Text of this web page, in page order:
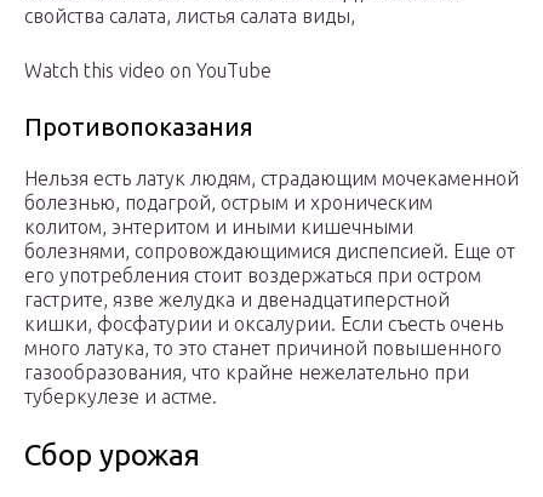
свойства салата, листья салата виды,
Watch this video on YouTube
Противопоказания
Нельзя есть латук людям, страдающим мочекаменной
болезнью, подагрой, острым и хроническим
колитом, энтеритом и иными кишечными
болезнями, сопровождающимися диспепсией. Еще от
его употребления стоит воздержаться при остром
гастрите, язве желудка и двенадцатиперстной
кишки, фосфатурии и оксалурии. Если съесть очень
много латука, то это станет причиной повышенного
газообразования, что крайне нежелательно при
туберкулезе и астме.
Сбор урожая